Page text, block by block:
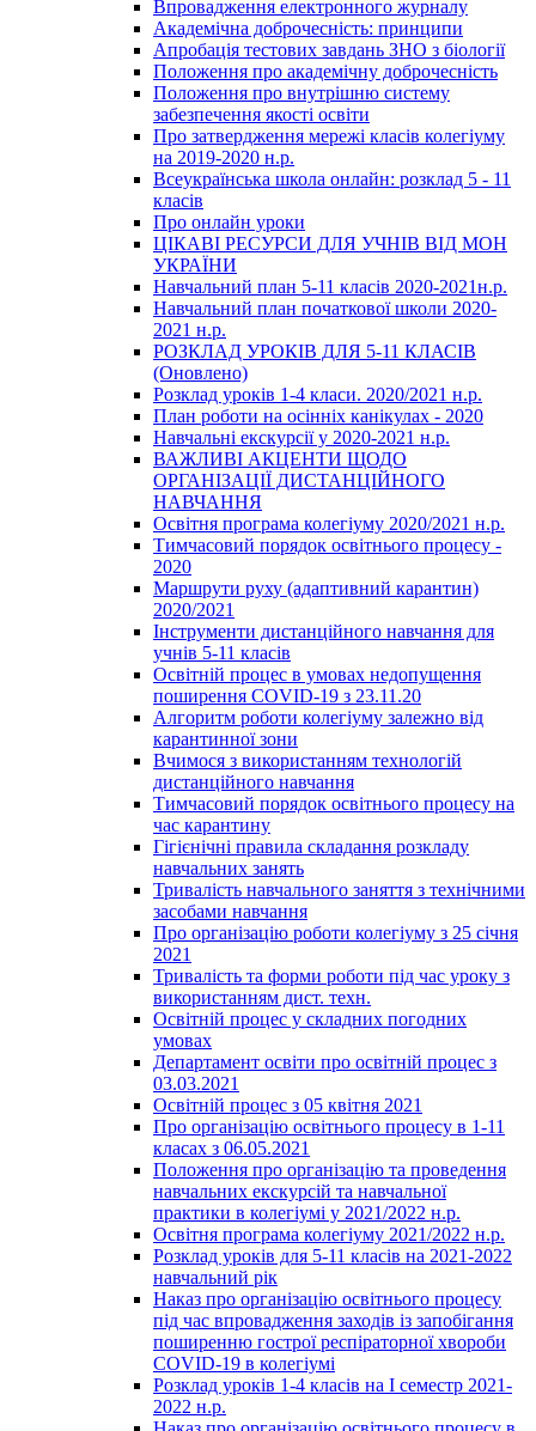
Впровадження електронного журналу
Академічна доброчесність: принципи
Апробація тестових завдань ЗНО з біології
Положення про академічну доброчесність
Положення про внутрішню систему
забезпечення якості освіти
Про затвердження мережі класів колегіуму
на 2019-2020 н.р.
Всеукраїнська школа онлайн: розклад 5 - 11
класів
Про онлайн уроки
ЦІКАВІ РЕСУРСИ ДЛЯ УЧНІВ ВІД МОН
УКРАЇНИ
Навчальний план 5-11 класів 2020-2021н.р.
Навчальний план початкової школи 2020-
2021 н.р.
РОЗКЛАД УРОКІВ ДЛЯ 5-11 КЛАСІВ
(Оновлено)
Розклад уроків 1-4 класи. 2020/2021 н.р.
План роботи на осінніх канікулах - 2020
Навчальні екскурсії у 2020-2021 н.р.
ВАЖЛИВІ АКЦЕНТИ ЩОДО
ОРГАНІЗАЦІЇ ДИСТАНЦІЙНОГО
НАВЧАННЯ
Освітня програма колегіуму 2020/2021 н.р.
Тимчасовий порядок освітнього процесу -
2020
Маршрути руху (адаптивний карантин)
2020/2021
Інструменти дистанційного навчання для
учнів 5-11 класів
Освітній процес в умовах недопущення
поширення COVID-19 з 23.11.20
Алгоритм роботи колегіуму залежно від
карантинної зони
Вчимося з використанням технологій
дистанційного навчання
Тимчасовий порядок освітнього процесу на
час карантину
Гігієнічні правила складання розкладу
навчальних занять
Тривалість навчального заняття з технічними
засобами навчання
Про організацію роботи колегіуму з 25 січня
2021
Тривалість та форми роботи під час уроку з
використанням дист. техн.
Освітній процес у складних погодних
умовах
Департамент освіти про освітній процес з
03.03.2021
Освітній процес з 05 квітня 2021
Про організацію освітнього процесу в 1-11
класах з 06.05.2021
Положення про організацію та проведення
навчальних екскурсій та навчальної
практики в колегіумі у 2021/2022 н.р.
Освітня програма колегіуму 2021/2022 н.р.
Розклад уроків для 5-11 класів на 2021-2022
навчальний рік
Наказ про організацію освітнього процесу
під час впровадження заходів із запобігання
поширенню гострої респіраторної хвороби
COVID-19 в колегіумі
Розклад уроків 1-4 класів на І семестр 2021-
2022 н.р.